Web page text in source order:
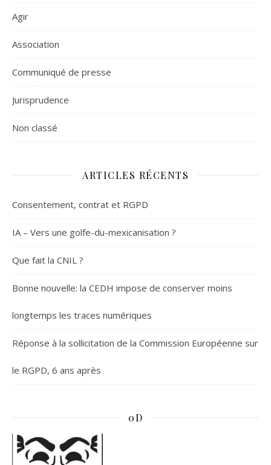
Agir
Association
Communiqué de presse
Jurisprudence
Non classé
ARTICLES RÉCENTS
Consentement, contrat et RGPD
IA – Vers une golfe-du-mexicanisation ?
Que fait la CNIL ?
Bonne nouvelle: la CEDH impose de conserver moins
longtemps les traces numériques
Réponse à la sollicitation de la Commission Européenne sur
le RGPD, 6 ans après
0D